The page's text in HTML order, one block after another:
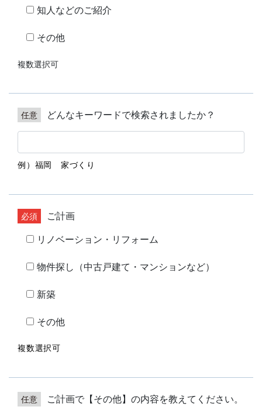
知人などのご紹介
その他
複数選択可
どんなキーワードで検索されましたか？
例）福岡 家づくり
ご計画
リノベーション・リフォーム
物件探し（中古戸建て・マンションなど）
新築
その他
複数選択可
ご計画で【その他】の内容を教えてください。